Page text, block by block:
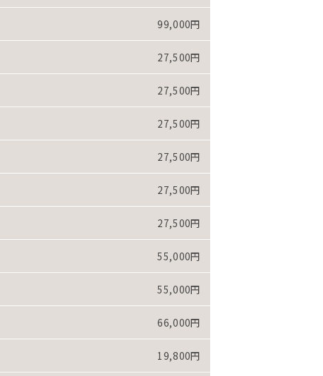
99,000円
27,500円
27,500円
27,500円
27,500円
27,500円
27,500円
55,000円
55,000円
66,000円
19,800円